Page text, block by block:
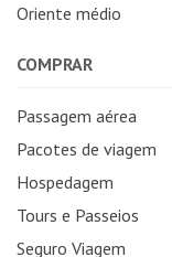
Oriente médio
COMPRAR
Passagem aérea
Pacotes de viagem
Hospedagem
Tours e Passeios
Seguro Viagem